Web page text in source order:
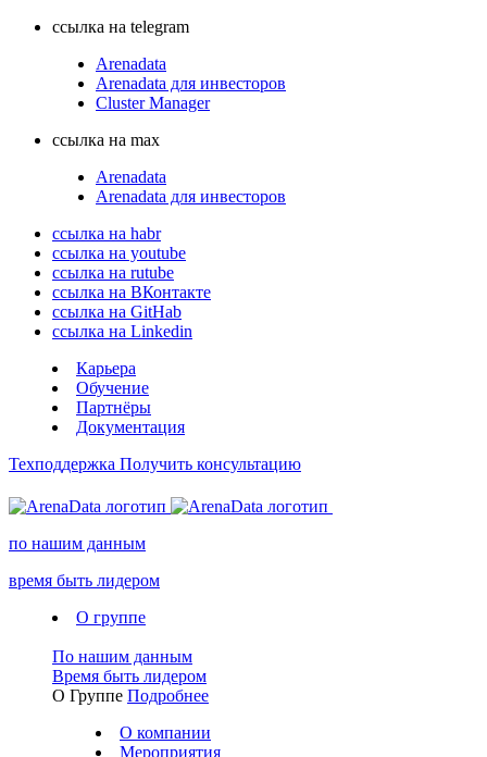
ссылка на telegram
Arenadata
Arenadata для инвесторов
Cluster Manager
ссылка на max
Arenadata
Arenadata для инвесторов
ссылка на habr
ссылка на youtube
ссылка на rutube
ссылка на ВКонтакте
ссылка на GitHab
ссылка на Linkedin
Карьера
Обучение
Партнёры
Документация
Техподдержка Получить консультацию
по нашим данным
время быть лидером
О группе
По нашим данным
Время быть лидером
О Группе Подробнее
О компании
Мероприятия